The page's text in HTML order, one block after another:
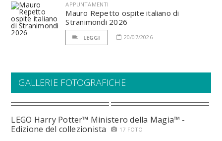
APPUNTAMENTI
Mauro Repetto ospite italiano di
Stranimondi 2026
LEGGI 20/07/2026
GALLERIE FOTOGRAFICHE
LEGO Harry Potter™ Ministero della Magia™ -
Edizione del collezionista
17 FOTO